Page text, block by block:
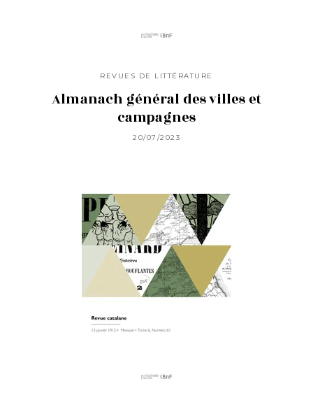
REVUES DE LITTÉRATURE
Almanach général des villes et
campagnes
20/07/2023